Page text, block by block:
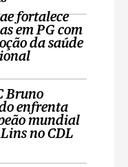
fortalece
em PG com
da saúde
Bruno
enfrenta
mundial
no CDL